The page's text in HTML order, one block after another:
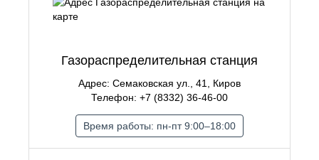
Газораспределительная станция
Адрес: Семаковская ул., 41, Киров
Телефон: +7 (8332) 36-46-00
Время работы: пн-пт 9:00–18:00